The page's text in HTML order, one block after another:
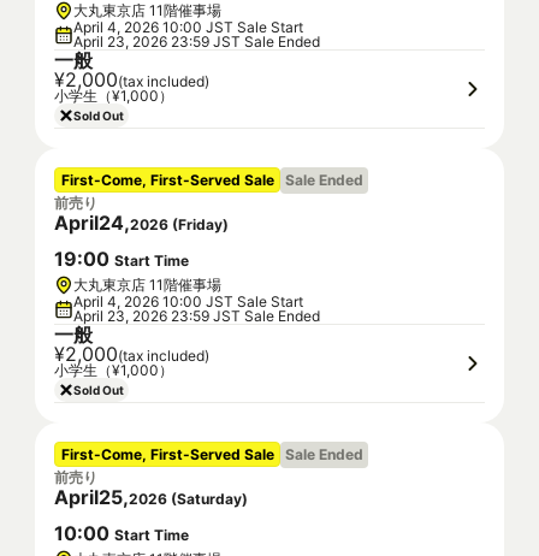
大丸東京店 11階催事場
April 4, 2026 10:00 JST Sale Start
April 23, 2026 23:59 JST Sale Ended
一般
¥2,000(tax included)
小学生（¥1,000）
Sold Out
First-Come, First-Served Sale Sale Ended
前売り
April24,2026 (Friday)
19:00 Start Time
大丸東京店 11階催事場
April 4, 2026 10:00 JST Sale Start
April 23, 2026 23:59 JST Sale Ended
一般
¥2,000(tax included)
小学生（¥1,000）
Sold Out
First-Come, First-Served Sale Sale Ended
前売り
April25,2026 (Saturday)
10:00 Start Time